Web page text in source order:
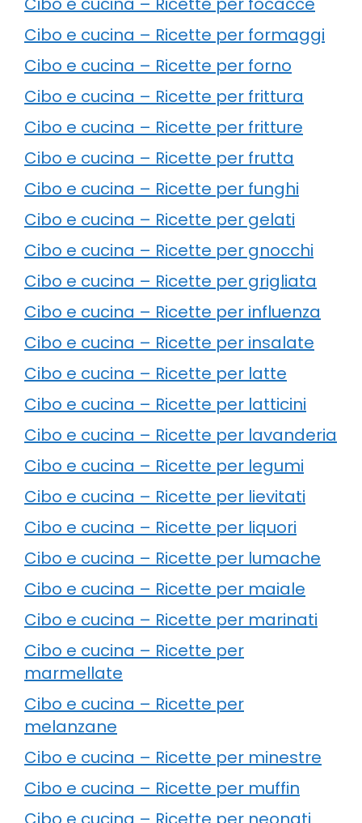
Cibo e cucina – Ricette per formaggi
Cibo e cucina – Ricette per forno
Cibo e cucina – Ricette per frittura
Cibo e cucina – Ricette per fritture
Cibo e cucina – Ricette per frutta
Cibo e cucina – Ricette per funghi
Cibo e cucina – Ricette per gelati
Cibo e cucina – Ricette per gnocchi
Cibo e cucina – Ricette per grigliata
Cibo e cucina – Ricette per influenza
Cibo e cucina – Ricette per insalate
Cibo e cucina – Ricette per latte
Cibo e cucina – Ricette per latticini
Cibo e cucina – Ricette per lavanderia
Cibo e cucina – Ricette per legumi
Cibo e cucina – Ricette per lievitati
Cibo e cucina – Ricette per liquori
Cibo e cucina – Ricette per lumache
Cibo e cucina – Ricette per maiale
Cibo e cucina – Ricette per marinati
Cibo e cucina – Ricette per
marmellate
Cibo e cucina – Ricette per
melanzane
Cibo e cucina – Ricette per minestre
Cibo e cucina – Ricette per muffin